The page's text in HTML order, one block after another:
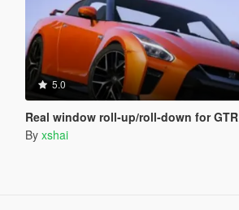
5.0
Real window roll‑up/roll‑down for GTR
By xshai